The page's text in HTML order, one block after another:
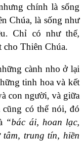
chính là sống
Chúa, là sống như
Chỉ có như thế,
cho Thiên Chúa.
cành nho ở lại
tinh hoa và kết
con người, và giữa
có thể nói, đó
“bác ái, hoan lạc,
trung tín, hiền